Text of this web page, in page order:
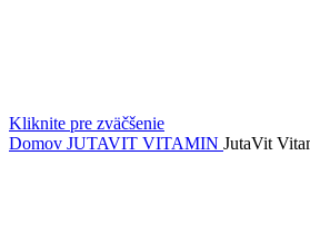
Kliknite pre zväčšenie
Domov JUTAVIT VITAMIN JutaVit